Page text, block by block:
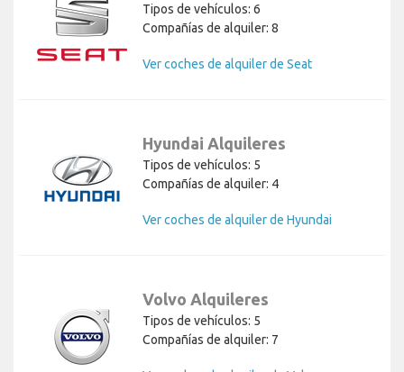
Tipos de vehículos: 6
Compañías de alquiler: 8
Ver coches de alquiler de Seat
Hyundai Alquileres
Tipos de vehículos: 5
Compañías de alquiler: 4
Ver coches de alquiler de Hyundai
Volvo Alquileres
Tipos de vehículos: 5
Compañías de alquiler: 7